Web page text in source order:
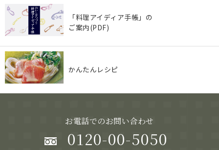
「料理アイディア手帳」の
ご案内(PDF)
かんたんレシピ
お電話でのお問い合わせ
0120-00-5050